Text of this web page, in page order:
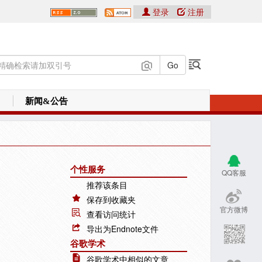
登录 注册
新闻&公告
QQ客服
官方微博
个性服务
推荐该条目
保存到收藏夹
查看访问统计
导出为Endnote文件
谷歌学术
谷歌学术中相似的文章